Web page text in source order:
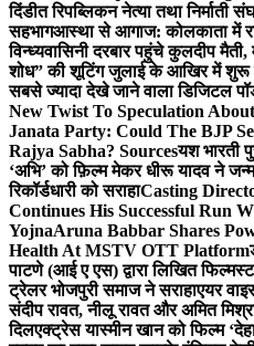
दिंडीत रिपब्लिकन नेत्या तथा निर्माती
सहभागआस्था से आगाज: कोलकाता में
विन्ध्यवासिनी दरबार पहुंचे कुलदीप मैती,
शोध” की शूटिंग जुलाई के आखिर में शुरू
सबसे ज्यादा देखे जाने वाला डिजिटल
New Twist To Speculation
Janata Party: Could The BJP
Rajya Sabha? Sourcesयश भारती
‘अभि’ को फ़िल्म मेकर धीरू यादव ने
रिकॉर्डधारी को सराहाCasting
Continues His Successful Run
YojnaAruna Babbar Shares
Health At MSTV OTT Platform
पाटणे (आई ए एस) द्वारा लिखित
ट्रेलर भोजपुरी समाज ने सराहाएयर
संदीप रावत, नीलू रावत और अमित
दिलएक्ट्रेस यास्मीन खान को फिल्म